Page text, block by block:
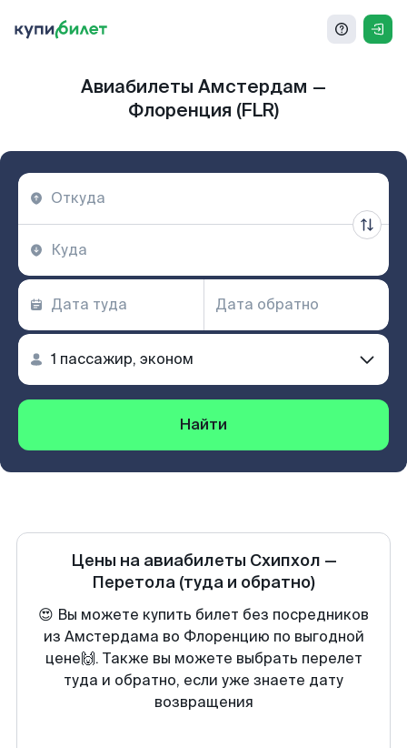
Авиабилеты Амстердам —
Флоренция (FLR)
Найти
Цены на авиабилеты Схипхол —
Перетола (туда и обратно)
😍 Вы можете купить билет без посредников
из Амстердама во Флоренцию по выгодной
цене🙌. Также вы можете выбрать перелет
туда и обратно, если уже знаете дату
возвращения